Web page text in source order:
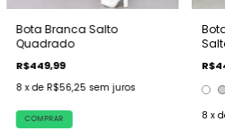
Bota Branca Salto
Quadrado
R$449,99
8 x de R$56,25 sem juros
COMPRAR 8 x